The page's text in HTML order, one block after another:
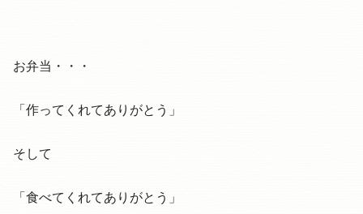
お弁当・・・
「作ってくれてありがとう」
そして
「食べてくれてありがとう」